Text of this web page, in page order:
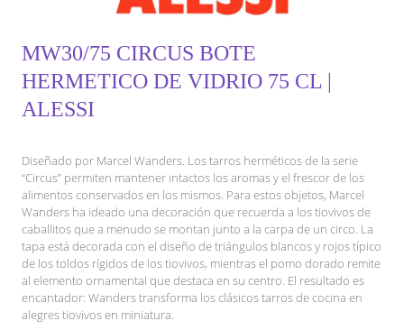
MW30/75 CIRCUS BOTE
HERMETICO DE VIDRIO 75 CL |
ALESSI
Diseñado por Marcel Wanders. Los tarros herméticos de la serie
“Circus” permiten mantener intactos los aromas y el frescor de los
alimentos conservados en los mismos. Para estos objetos, Marcel
Wanders ha ideado una decoración que recuerda a los tiovivos de
caballitos que a menudo se montan junto a la carpa de un circo. La
tapa está decorada con el diseño de triángulos blancos y rojos típico
de los toldos rígidos de los tiovivos, mientras el pomo dorado remite
al elemento ornamental que destaca en su centro. El resultado es
encantador: Wanders transforma los clásicos tarros de cocina en
alegres tiovivos en miniatura.